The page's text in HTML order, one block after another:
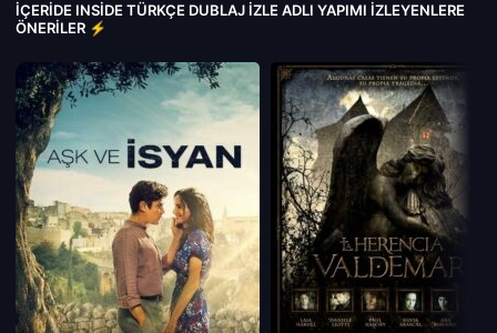
İÇERIDE INSIDE TÜRKÇE DUBLAJ IZLE ADLI YAPIMI İZLEYENLERE
ÖNERILER ⚡